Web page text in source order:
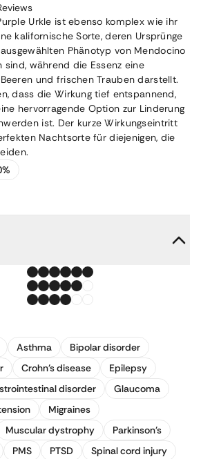
Urkle ist ebenso komplex wie ihr
kalifornische Sorte, deren Ursprünge
Phänotyp von Mendocino
sind, während die Essenz eine
und frischen Trauben darstellt.
dass die Wirkung tief entspannend,
hervorragende Option zur Linderung
ist. Der kurze Wirkungseintritt
Nachtsorte für diejenigen, die
Asthma
Bipolar disorder
Crohn's disease
Epilepsy
disorder
Glaucoma
Migraines
Muscular dystrophy
Parkinson's
PMS PTSD
Spinal cord injury